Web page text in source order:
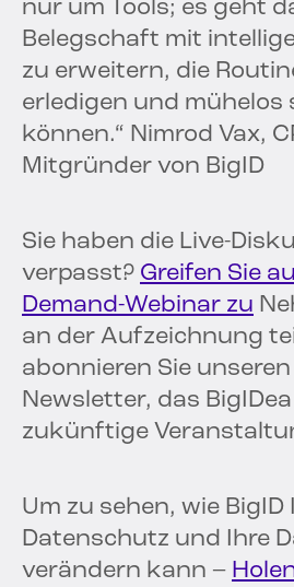
nur um Tools; es geht
Belegschaft mit
zu erweitern, die
erledigen und mühelos
können.“ Nimrod Vax,
Mitgründer von BigID
Sie haben die Live-
verpasst? Greifen Sie
Demand-Webinar zu
an der Aufzeichnung
abonnieren Sie
Newsletter, das
zukünftige
Um zu sehen, wie BigID
Datenschutz und Ihre
verändern kann –